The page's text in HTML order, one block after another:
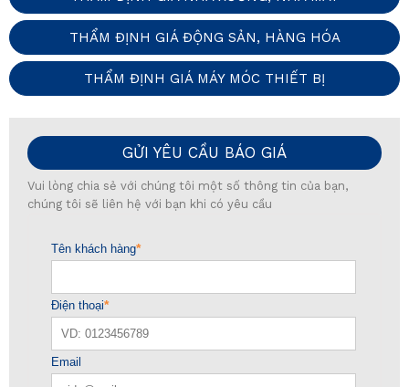
THẨM ĐỊNH GIÁ ĐỘNG SẢN, HÀNG HÓA
THẨM ĐỊNH GIÁ MÁY MÓC THIẾT BỊ
GỬI YÊU CẦU BÁO GIÁ
Vui lòng chia sẻ với chúng tôi một số thông tin của bạn,
chúng tôi sẽ liên hệ với bạn khi có yêu cầu